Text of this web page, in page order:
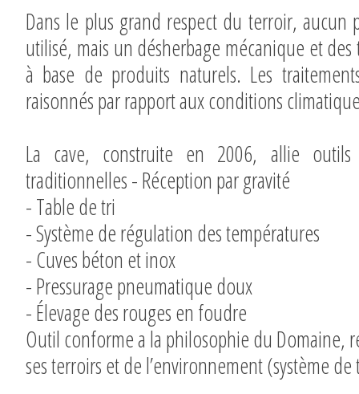
Dans le plus grand respect du terroir, aucun
utilisé, mais un désherbage mécanique et
à base de produits naturels. Les
raisonnés par rapport aux conditions
La cave, construite en 2006, allie
traditionnelles - Réception par gravité
- Table de tri
- Système de régulation des températures
- Cuves béton et inox
- Pressurage pneumatique doux
- Élevage des rouges en foudre
Outil conforme a la philosophie du Domaine,
ses terroirs et de l’environnement (système